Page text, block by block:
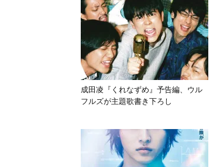
成田凌『くれなずめ』予告編、ウル
フルズが主題歌書き下ろし